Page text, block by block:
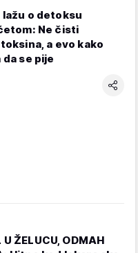
lažu o detoksu
Ne čisti
a evo kako
se pije
U ŽELUCU, ODMAH